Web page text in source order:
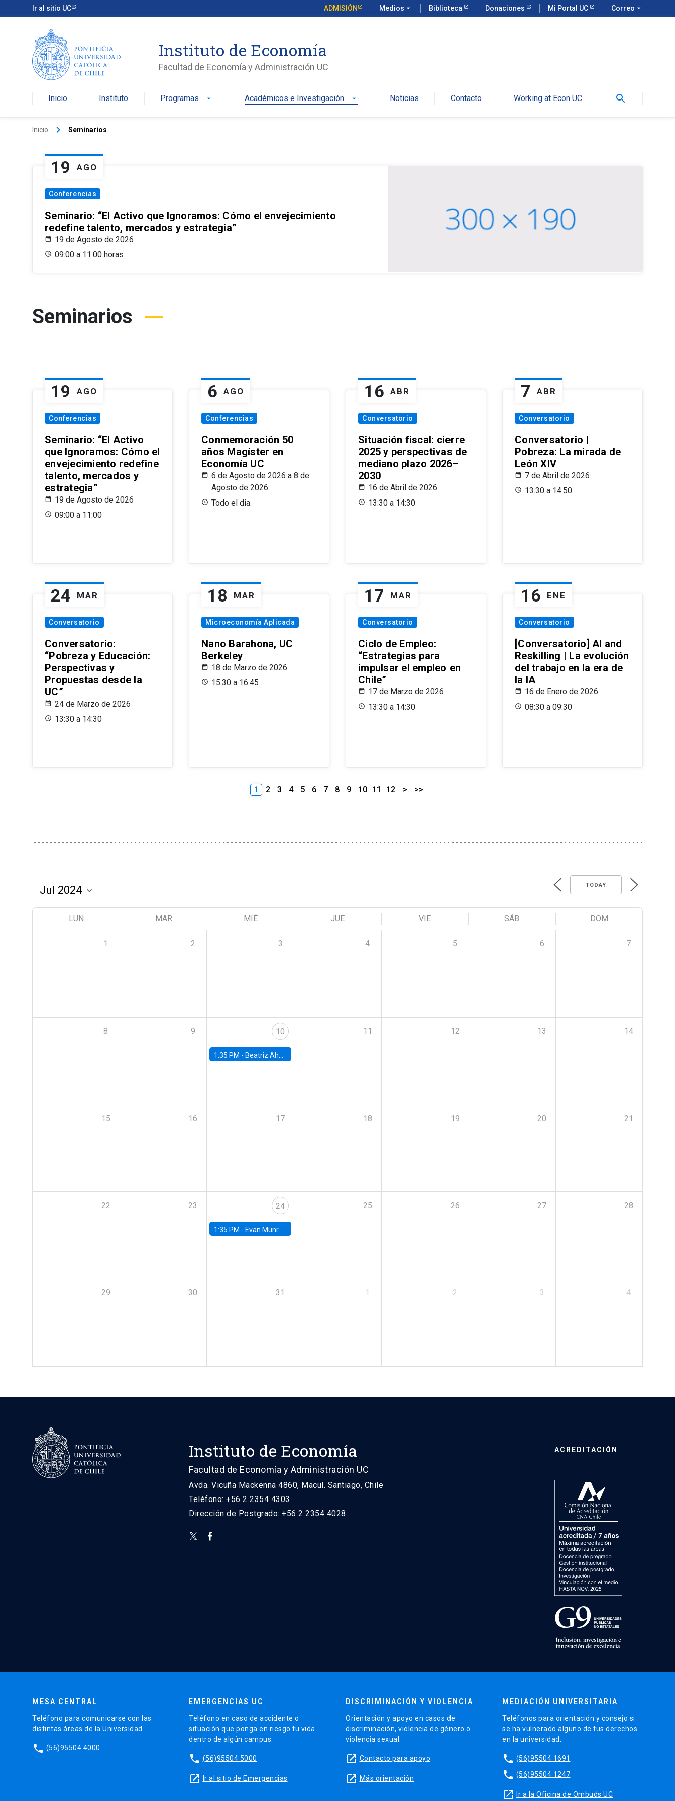
Ir al sitio UC ADMISIÓN Medios arrow_drop_down Biblioteca Donaciones Mi Portal UC Correo arrow_drop_down
Instituto de Economía
Facultad de Economía y Administración UC
Inicio Instituto Programas arrow_drop_down Académicos e Investigación arrow_drop_down Noticias Contacto Working at Econ UC search
Inicio keyboard_arrow_right Seminarios
19 AGO
Conferencias
Seminario: “El Activo que Ignoramos: Cómo el envejecimiento
redefine talento, mercados y estrategia”
19 de Agosto de 2026
09:00 a 11:00 horas
Seminarios
19 AGO
Conferencias
Seminario: “El Activo
que Ignoramos: Cómo el
envejecimiento redefine
talento, mercados y
estrategia”
19 de Agosto de 2026
09:00 a 11:00
6 AGO
Conferencias
Conmemoración 50
años Magíster en
Economía UC
6 de Agosto de 2026 a 8 de
Agosto de 2026
Todo el dia.
16 ABR
Conversatorio
Situación fiscal: cierre
2025 y perspectivas de
mediano plazo 2026–
2030
16 de Abril de 2026
13:30 a 14:30
7 ABR
Conversatorio
Conversatorio |
Pobreza: La mirada de
León XIV
7 de Abril de 2026
13:30 a 14:50
24 MAR
Conversatorio
Conversatorio:
“Pobreza y Educación:
Perspectivas y
Propuestas desde la
UC”
24 de Marzo de 2026
13:30 a 14:30
18 MAR
Microeconomía Aplicada
Nano Barahona, UC
Berkeley
18 de Marzo de 2026
15:30 a 16:45
17 MAR
Conversatorio
Ciclo de Empleo:
“Estrategias para
impulsar el empleo en
Chile”
17 de Marzo de 2026
13:30 a 14:30
16 ENE
Conversatorio
[Conversatorio] AI and
Reskilling | La evolución
del trabajo en la era de
la IA
16 de Enero de 2026
08:30 a 09:30
1 2 3 4 5 6 7 8 9 10 11 12 > >>
TODAY
LUN MAR MIÉ JUE VIE SÁB DOM
1 2 3 4 5 6 7
8 9 10
1:35 PM - Beatriz Ahumada, PhD candidate, Universidad de Pittsburgh
11 12 13 14
15 16 17 18 19 20 21
22 23 24
1:35 PM - Evan Munro, Neyman Visiting Assistant Professor in the Department of Statistics at UC Berkeley
25 26 27 28
29 30 31 1 2 3 4
Instituto de Economía
Facultad de Economía y Administración UC
Avda. Vicuña Mackenna 4860, Macul. Santiago, Chile
Teléfono: +56 2 2354 4303
Dirección de Postgrado: +56 2 2354 4028
ACREDITACIÓN
MESA CENTRAL
Teléfono para comunicarse con las
distintas áreas de la Universidad.
phone (56)95504 4000
EMERGENCIAS UC
Teléfono en caso de accidente o
situación que ponga en riesgo tu vida
dentro de algún campus.
phone (56)95504 5000
launch Ir al sitio de Emergencias
DISCRIMINACIÓN Y VIOLENCIA
Orientación y apoyo en casos de
discriminación, violencia de género o
violencia sexual.
launch Contacto para apoyo
launch Más orientación
MEDIACIÓN UNIVERSITARIA
Teléfonos para orientación y consejo si
se ha vulnerado alguno de tus derechos
en la universidad.
phone (56)95504 1691
phone (56)95504 1247
launch Ir a la Oficina de Ombuds UC